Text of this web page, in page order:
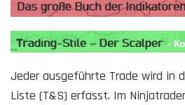
Jeder ausgeführte Trade wird in
Liste (T&S) erfasst. Im